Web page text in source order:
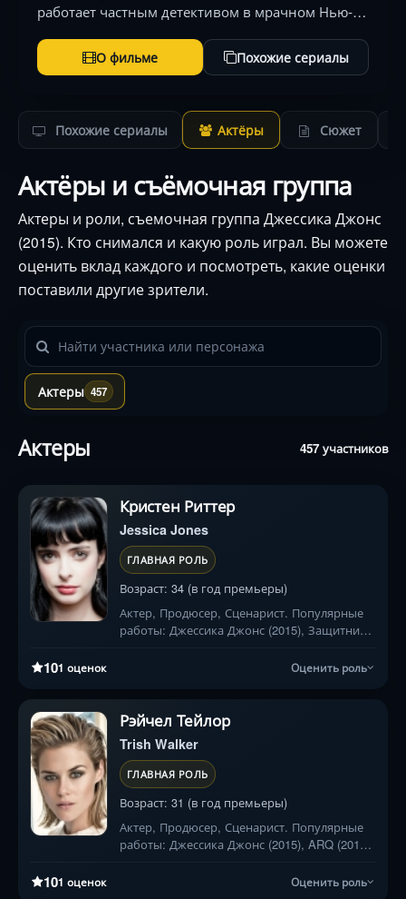
работает частным детективом в мрачном Нью-
манипулятора, способного контролировать
разум. Борьба за свободу становится
О фильме Похожие сериалы
Похожие сериалы Актёры Сюжет
Актёры и съёмочная группа
Актеры и роли, съемочная группа Джессика Джонс
(2015). Кто снимался и какую роль играл. Вы можете
оценить вклад каждого и посмотреть, какие оценки
поставили другие зрители.
Актеры 457
Актеры 457 участников
Кристен Риттер
Jessica Jones
ГЛАВНАЯ РОЛЬ
Возраст: 34 (в год премьеры)
Актер, Продюсер, Сценарист. Популярные
работы: Джессика Джонс (2015), Защитники
101 оценок Оценить роль
Рэйчел Тейлор
Trish Walker
ГЛАВНАЯ РОЛЬ
Возраст: 31 (в год премьеры)
Актер, Продюсер, Сценарист. Популярные
работы: Джессика Джонс (2015), ARQ (2016),
101 оценок Оценить роль